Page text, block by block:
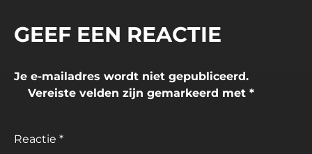
GEEF EEN REACTIE
Je e-mailadres wordt niet gepubliceerd.
Vereiste velden zijn gemarkeerd met *
Reactie *